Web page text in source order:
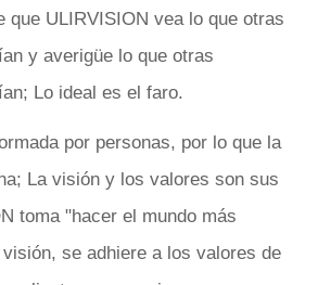
que ULIRVISION vea lo que otras
y averigüe lo que otras
Lo ideal es el faro.
por personas, por lo que la
La visión y los valores son sus
toma "hacer el mundo más
se adhiere a los valores de